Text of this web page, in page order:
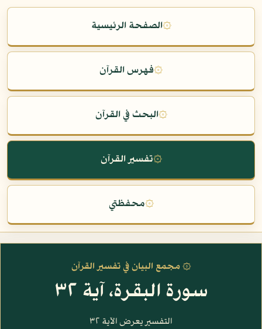
۞الصفحة الرئيسية
۞فهرس القرآن
۞البحث في القرآن
۞تفسير القرآن
۞محفظتي
۞ مجمع البيان في تفسير القرآن
سورة البقرة، آية ٣٢
التفسير يعرض الآية ٣٢